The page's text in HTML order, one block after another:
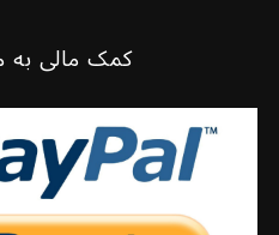
کمک مالی به